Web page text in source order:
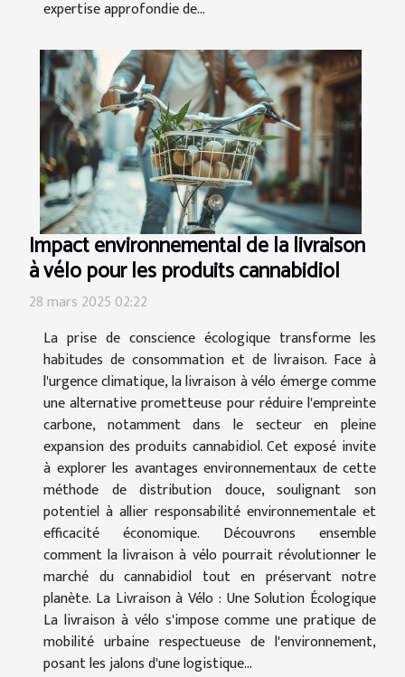
expertise approfondie de...
Impact environnemental de la livraison
à vélo pour les produits cannabidiol
28 mars 2025 02:22
La prise de conscience écologique transforme les
habitudes de consommation et de livraison. Face à
l'urgence climatique, la livraison à vélo émerge comme
une alternative prometteuse pour réduire l'empreinte
carbone, notamment dans le secteur en pleine
expansion des produits cannabidiol. Cet exposé invite
à explorer les avantages environnementaux de cette
méthode de distribution douce, soulignant son
potentiel à allier responsabilité environnementale et
efficacité économique. Découvrons ensemble
comment la livraison à vélo pourrait révolutionner le
marché du cannabidiol tout en préservant notre
planète. La Livraison à Vélo : Une Solution Écologique
La livraison à vélo s'impose comme une pratique de
mobilité urbaine respectueuse de l'environnement,
posant les jalons d'une logistique...